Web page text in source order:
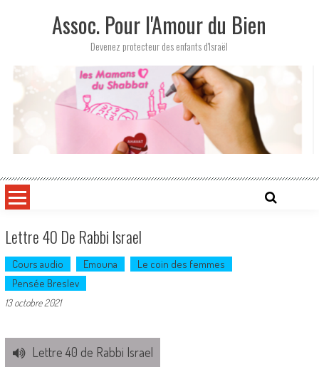
Assoc. Pour l'Amour du Bien
Devenez protecteur des enfants d'Israël
Lettre 40 De Rabbi Israel
Cours audio Emouna
Le coin des femmes
Pensée Breslev
13 octobre 2021
Lettre 40 de Rabbi Israel